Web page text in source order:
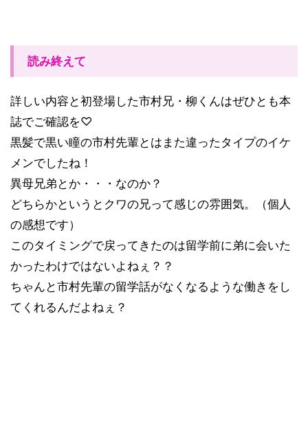
読み終えて
詳しい内容と初登場した市村兄・柳くんはぜひとも本
誌でご確認を♡
黒髪で黒い瞳の市村先輩とはまた違ったタイプのイケ
メンでしたね！
異母兄弟とか・・・なのか？
どちらかというとクワの兄って感じの雰囲気。（個人
の感想です）
このタイミングで戻ってきたのは留学前に弟に会いた
かったわけではないよねぇ？？
ちゃんと市村先輩の留学話がなくなるような働きをし
てくれるんだよねぇ？